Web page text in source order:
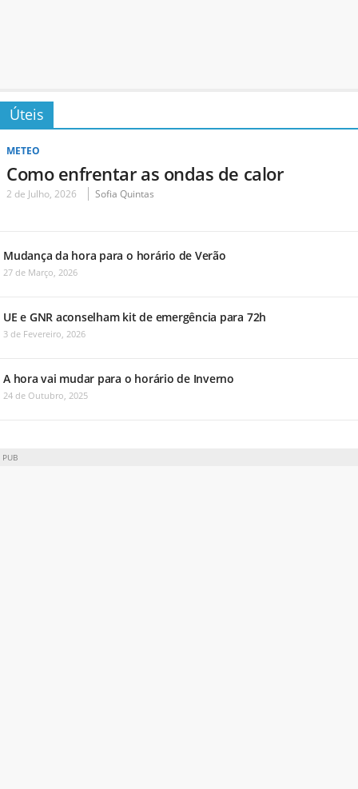
Úteis
METEO
Como enfrentar as ondas de calor
2 de Julho, 2026 Sofia Quintas
Mudança da hora para o horário de Verão
27 de Março, 2026
UE e GNR aconselham kit de emergência para 72h
3 de Fevereiro, 2026
A hora vai mudar para o horário de Inverno
24 de Outubro, 2025
PUB